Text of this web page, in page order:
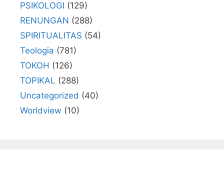
PSIKOLOGI (129)
RENUNGAN (288)
SPIRITUALITAS (54)
Teologia (781)
TOKOH (126)
TOPIKAL (288)
Uncategorized (40)
Worldview (10)